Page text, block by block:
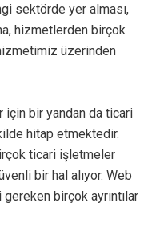
sektörde yer alması,
hizmetlerden birçok
üzerinden
için bir yandan da ticari
hitap etmektedir.
ticari işletmeler
bir hal alıyor. Web
birçok ayrıntılar